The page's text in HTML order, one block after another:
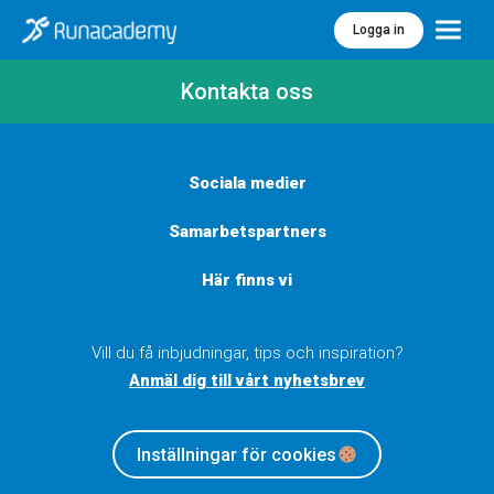
Logga in Meny
Kontakta oss
Sociala medier
Samarbetspartners
Här finns vi
Vill du få inbjudningar, tips och inspiration?
Anmäl dig till vårt nyhetsbrev
Inställningar för cookies